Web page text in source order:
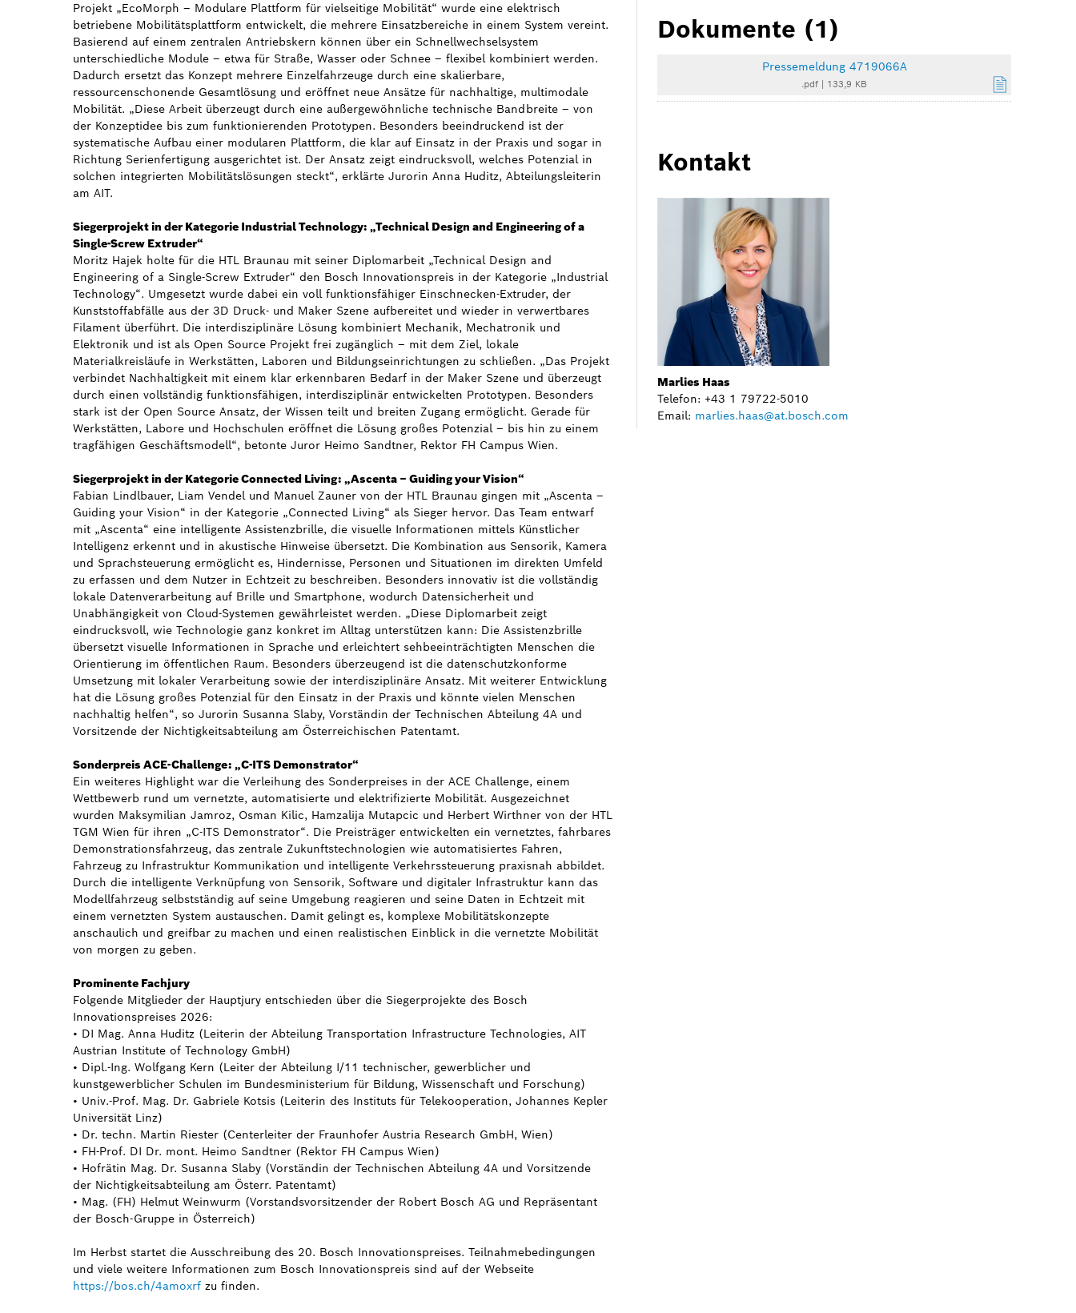
Projekt „EcoMorph – Modulare Plattform für vielseitige Mobilität“ wurde eine elektrisch
betriebene Mobilitätsplattform entwickelt, die mehrere Einsatzbereiche in einem System vereint.
Basierend auf einem zentralen Antriebskern können über ein Schnellwechselsystem
unterschiedliche Module – etwa für Straße, Wasser oder Schnee – flexibel kombiniert werden.
Dadurch ersetzt das Konzept mehrere Einzelfahrzeuge durch eine skalierbare,
ressourcenschonende Gesamtlösung und eröffnet neue Ansätze für nachhaltige, multimodale
Mobilität. „Diese Arbeit überzeugt durch eine außergewöhnliche technische Bandbreite – von
der Konzeptidee bis zum funktionierenden Prototypen. Besonders beeindruckend ist der
systematische Aufbau einer modularen Plattform, die klar auf Einsatz in der Praxis und sogar in
Richtung Serienfertigung ausgerichtet ist. Der Ansatz zeigt eindrucksvoll, welches Potenzial in
solchen integrierten Mobilitätslösungen steckt“, erklärte Jurorin Anna Huditz, Abteilungsleiterin
am AIT.
Siegerprojekt in der Kategorie Industrial Technology: „Technical Design and Engineering of a
Single-Screw Extruder“
Moritz Hajek holte für die HTL Braunau mit seiner Diplomarbeit „Technical Design and
Engineering of a Single-Screw Extruder“ den Bosch Innovationspreis in der Kategorie „Industrial
Technology“. Umgesetzt wurde dabei ein voll funktionsfähiger Einschnecken-Extruder, der
Kunststoffabfälle aus der 3D Druck- und Maker Szene aufbereitet und wieder in verwertbares
Filament überführt. Die interdisziplinäre Lösung kombiniert Mechanik, Mechatronik und
Elektronik und ist als Open Source Projekt frei zugänglich – mit dem Ziel, lokale
Materialkreisläufe in Werkstätten, Laboren und Bildungseinrichtungen zu schließen. „Das Projekt
verbindet Nachhaltigkeit mit einem klar erkennbaren Bedarf in der Maker Szene und überzeugt
durch einen vollständig funktionsfähigen, interdisziplinär entwickelten Prototypen. Besonders
stark ist der Open Source Ansatz, der Wissen teilt und breiten Zugang ermöglicht. Gerade für
Werkstätten, Labore und Hochschulen eröffnet die Lösung großes Potenzial – bis hin zu einem
tragfähigen Geschäftsmodell“, betonte Juror Heimo Sandtner, Rektor FH Campus Wien.
Siegerprojekt in der Kategorie Connected Living: „Ascenta – Guiding your Vision“
Fabian Lindlbauer, Liam Vendel und Manuel Zauner von der HTL Braunau gingen mit „Ascenta –
Guiding your Vision“ in der Kategorie „Connected Living“ als Sieger hervor. Das Team entwarf
mit „Ascenta“ eine intelligente Assistenzbrille, die visuelle Informationen mittels Künstlicher
Intelligenz erkennt und in akustische Hinweise übersetzt. Die Kombination aus Sensorik, Kamera
und Sprachsteuerung ermöglicht es, Hindernisse, Personen und Situationen im direkten Umfeld
zu erfassen und dem Nutzer in Echtzeit zu beschreiben. Besonders innovativ ist die vollständig
lokale Datenverarbeitung auf Brille und Smartphone, wodurch Datensicherheit und
Unabhängigkeit von Cloud-Systemen gewährleistet werden. „Diese Diplomarbeit zeigt
eindrucksvoll, wie Technologie ganz konkret im Alltag unterstützen kann: Die Assistenzbrille
übersetzt visuelle Informationen in Sprache und erleichtert sehbeeinträchtigten Menschen die
Orientierung im öffentlichen Raum. Besonders überzeugend ist die datenschutzkonforme
Umsetzung mit lokaler Verarbeitung sowie der interdisziplinäre Ansatz. Mit weiterer Entwicklung
hat die Lösung großes Potenzial für den Einsatz in der Praxis und könnte vielen Menschen
nachhaltig helfen“, so Jurorin Susanna Slaby, Vorständin der Technischen Abteilung 4A und
Vorsitzende der Nichtigkeitsabteilung am Österreichischen Patentamt.
Sonderpreis ACE-Challenge: „C-ITS Demonstrator“
Ein weiteres Highlight war die Verleihung des Sonderpreises in der ACE Challenge, einem
Wettbewerb rund um vernetzte, automatisierte und elektrifizierte Mobilität. Ausgezeichnet
wurden Maksymilian Jamroz, Osman Kilic, Hamzalija Mutapcic und Herbert Wirthner von der HTL
TGM Wien für ihren „C-ITS Demonstrator“. Die Preisträger entwickelten ein vernetztes, fahrbares
Demonstrationsfahrzeug, das zentrale Zukunftstechnologien wie automatisiertes Fahren,
Fahrzeug zu Infrastruktur Kommunikation und intelligente Verkehrssteuerung praxisnah abbildet.
Durch die intelligente Verknüpfung von Sensorik, Software und digitaler Infrastruktur kann das
Modellfahrzeug selbstständig auf seine Umgebung reagieren und seine Daten in Echtzeit mit
einem vernetzten System austauschen. Damit gelingt es, komplexe Mobilitätskonzepte
anschaulich und greifbar zu machen und einen realistischen Einblick in die vernetzte Mobilität
von morgen zu geben.
Prominente Fachjury
Folgende Mitglieder der Hauptjury entschieden über die Siegerprojekte des Bosch
Innovationspreises 2026:
• DI Mag. Anna Huditz (Leiterin der Abteilung Transportation Infrastructure Technologies, AIT
Austrian Institute of Technology GmbH)
• Dipl.-Ing. Wolfgang Kern (Leiter der Abteilung I/11 technischer, gewerblicher und
kunstgewerblicher Schulen im Bundesministerium für Bildung, Wissenschaft und Forschung)
• Univ.-Prof. Mag. Dr. Gabriele Kotsis (Leiterin des Instituts für Telekooperation, Johannes Kepler
Universität Linz)
• Dr. techn. Martin Riester (Centerleiter der Fraunhofer Austria Research GmbH, Wien)
• FH-Prof. DI Dr. mont. Heimo Sandtner (Rektor FH Campus Wien)
• Hofrätin Mag. Dr. Susanna Slaby (Vorständin der Technischen Abteilung 4A und Vorsitzende
der Nichtigkeitsabteilung am Österr. Patentamt)
• Mag. (FH) Helmut Weinwurm (Vorstandsvorsitzender der Robert Bosch AG und Repräsentant
der Bosch-Gruppe in Österreich)
Im Herbst startet die Ausschreibung des 20. Bosch Innovationspreises. Teilnahmebedingungen
und viele weitere Informationen zum Bosch Innovationspreis sind auf der Webseite
https://bos.ch/4amoxrf zu finden.
Dokumente (1)
Pressemeldung 4719066A
.pdf 133,9 KB
Kontakt
Marlies Haas
Telefon: +43 1 79722-5010
Email: marlies.haas@at.bosch.com